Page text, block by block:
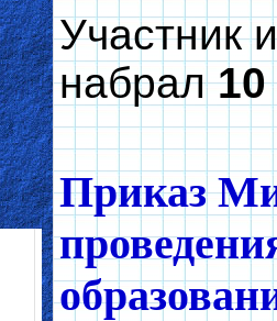
Участник
набрал
Приказ